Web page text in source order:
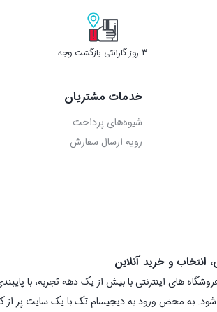
3 روز گارانتی بازگشت وجه
خدمات مشتریان
شیوه‌های پرداخت
رویه ارسال سفارش
انتخاب و خرید آنلاین
شود. به محض ورود به دیجیسام تک با یک سایت پر از